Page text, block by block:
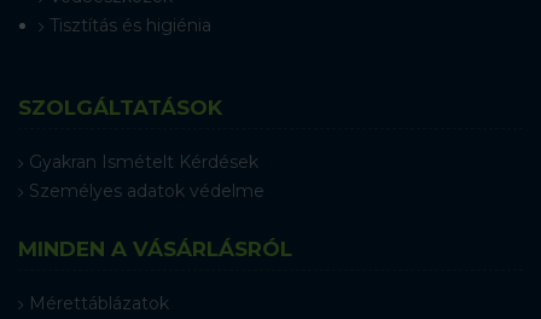
Tisztítás és higiénia
SZOLGÁLTATÁSOK
Gyakran Ismételt Kérdések
Személyes adatok védelme
MINDEN A VÁSÁRLÁSRÓL
Mérettáblázatok